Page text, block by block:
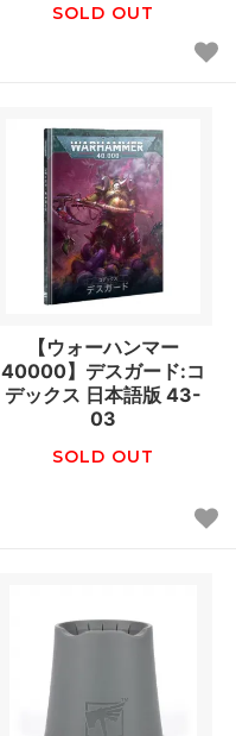
SOLD OUT
【ウォーハンマー
40000】デスガード:コ
デックス 日本語版 43-
03
SOLD OUT